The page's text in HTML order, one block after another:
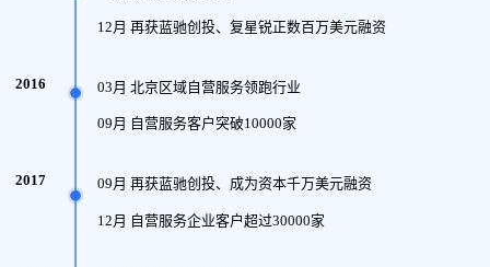
12月 再获蓝驰创投、复星锐正数百万美元融资
2016 03月 北京区域自营服务领跑行业
09月 自营服务客户突破10000家
2017 09月 再获蓝驰创投、成为资本千万美元融资
12月 自营服务企业客户超过30000家